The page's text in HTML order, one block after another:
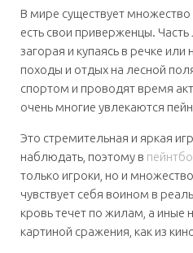
В мире существует множество
есть свои приверженцы.
загорая и купаясь в речке
походы и отдых на лесной
спортом и проводят время
очень многие увлекаются
Это стремительная и яркая
наблюдать, поэтому в
только игроки, но и
чувствует себя воином в
кровь течет по жилам, а
картиной сражения, как из